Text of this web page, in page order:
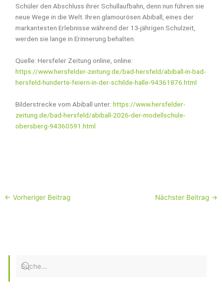
Schüler den Abschluss ihrer Schullaufbahn, denn nun führen sie
neue Wege in die Welt. Ihren glamourösen Abiball, eines der
markantesten Erlebnisse während der 13-jährigen Schulzeit,
werden sie lange in Erinnerung behalten.
Quelle: Hersfeler Zeitung online, online:
https://www.hersfelder-zeitung.de/bad-hersfeld/abiball-in-bad-
hersfeld-hunderte-feiern-in-der-schilde-halle-94361876.html
Bilderstrecke vom Abiball unter:https://www.hersfelder-
zeitung.de/bad-hersfeld/abiball-2026-der-modellschule-
obersberg-94360591.html
← Vorheriger Beitrag Nächster Beitrag →